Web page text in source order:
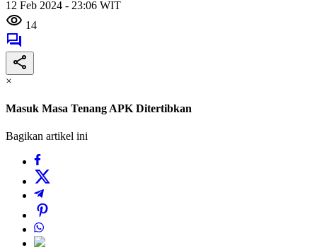
12 Feb 2024 - 23:06 WIT
14
×
Masuk Masa Tenang APK Ditertibkan
Bagikan artikel ini